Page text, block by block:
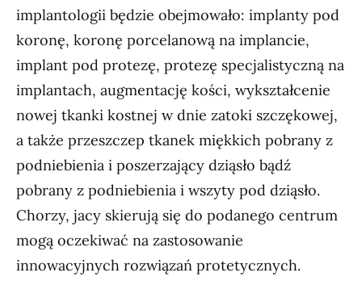
implantologii będzie obejmowało: implanty pod
koronę, koronę porcelanową na implancie,
implant pod protezę, protezę specjalistyczną na
implantach, augmentację kości, wykształcenie
nowej tkanki kostnej w dnie zatoki szczękowej,
a także przeszczep tkanek miękkich pobrany z
podniebienia i poszerzający dziąsło bądź
pobrany z podniebienia i wszyty pod dziąsło.
Chorzy, jacy skierują się do podanego centrum
mogą oczekiwać na zastosowanie
innowacyjnych rozwiązań protetycznych.